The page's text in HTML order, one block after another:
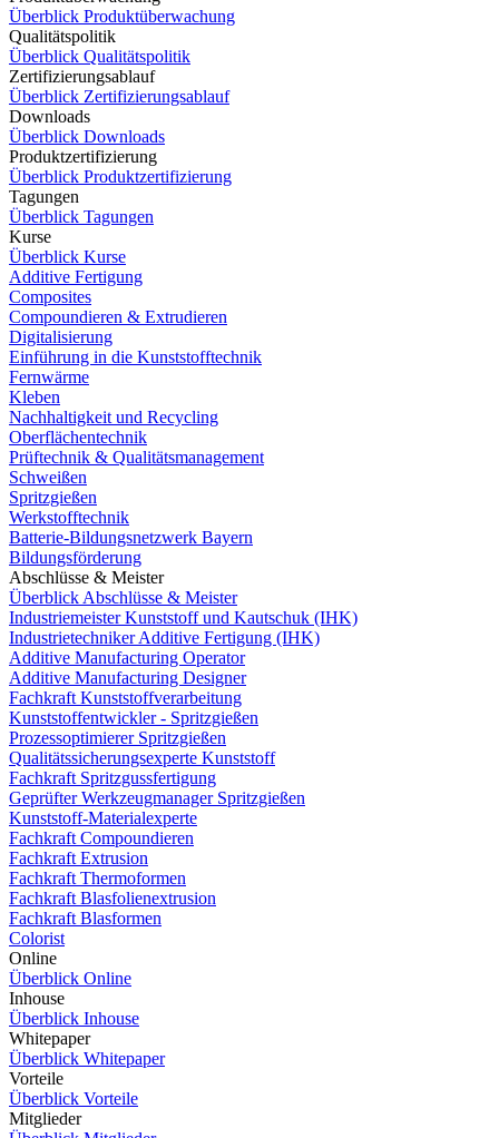
Überblick Produktüberwachung
Qualitätspolitik
Überblick Qualitätspolitik
Zertifizierungsablauf
Überblick Zertifizierungsablauf
Downloads
Überblick Downloads
Produktzertifizierung
Überblick Produktzertifizierung
Tagungen
Überblick Tagungen
Kurse
Überblick Kurse
Additive Fertigung
Composites
Compoundieren & Extrudieren
Digitalisierung
Einführung in die Kunststofftechnik
Fernwärme
Kleben
Nachhaltigkeit und Recycling
Oberflächentechnik
Prüftechnik & Qualitätsmanagement
Schweißen
Spritzgießen
Werkstofftechnik
Batterie-Bildungsnetzwerk Bayern
Bildungsförderung
Abschlüsse & Meister
Überblick Abschlüsse & Meister
Industriemeister Kunststoff und Kautschuk (IHK)
Industrietechniker Additive Fertigung (IHK)
Additive Manufacturing Operator
Additive Manufacturing Designer
Fachkraft Kunststoffverarbeitung
Kunststoffentwickler - Spritzgießen
Prozessoptimierer Spritzgießen
Qualitätssicherungsexperte Kunststoff
Fachkraft Spritzgussfertigung
Geprüfter Werkzeugmanager Spritzgießen
Kunststoff-Materialexperte
Fachkraft Compoundieren
Fachkraft Extrusion
Fachkraft Thermoformen
Fachkraft Blasfolienextrusion
Fachkraft Blasformen
Colorist
Online
Überblick Online
Inhouse
Überblick Inhouse
Whitepaper
Überblick Whitepaper
Vorteile
Überblick Vorteile
Mitglieder